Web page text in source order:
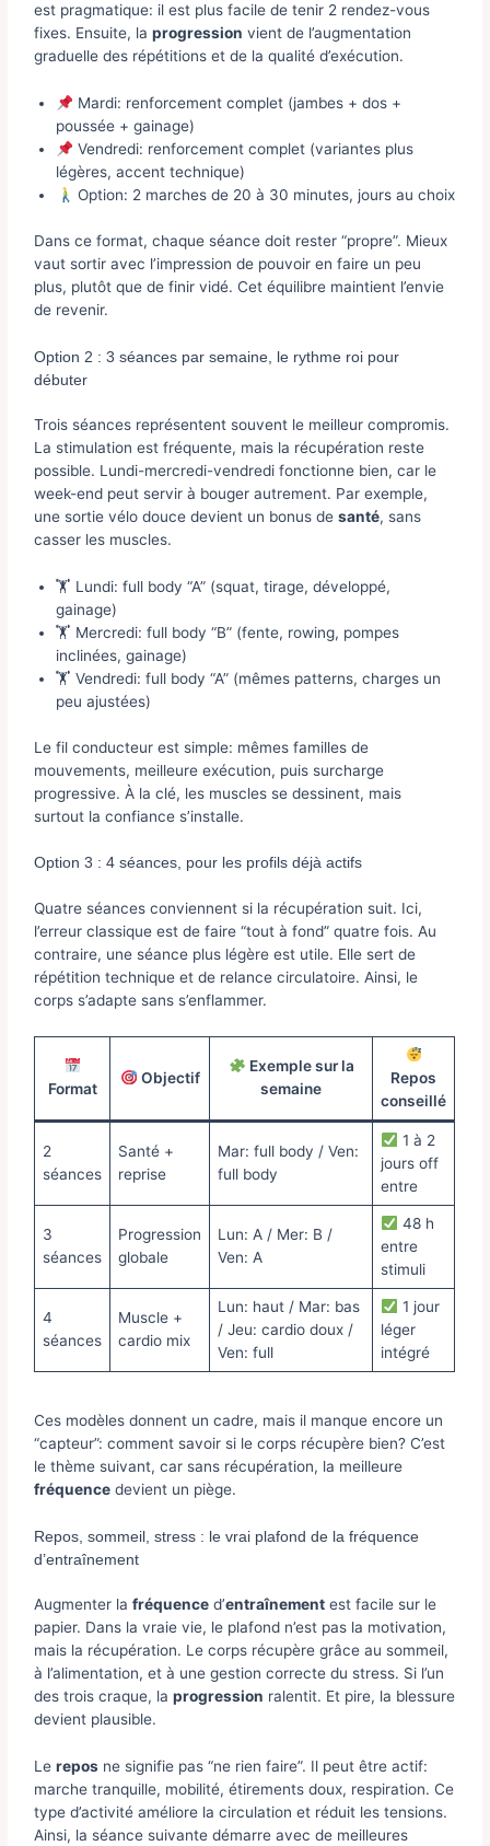
est pragmatique: il est plus facile de tenir 2 rendez-vous
fixes. Ensuite, laprogression vient de l’augmentation
graduelle des répétitions et de la qualité d’exécution.
Mardi: renforcement complet (jambes + dos +
poussée + gainage)
Vendredi: renforcement complet (variantes plus
légères, accent technique)
Option: 2 marches de 20 à 30 minutes, jours au choix
Dans ce format, chaque séance doit rester “propre”. Mieux
vaut sortir avec l’impression de pouvoir en faire un peu
plus, plutôt que de finir vidé. Cet équilibre maintient l’envie
de revenir.
Option 2 : 3 séances par semaine, le rythme roi pour
débuter
Trois séances représentent souvent le meilleur compromis.
La stimulation est fréquente, mais la récupération reste
possible. Lundi-mercredi-vendredi fonctionne bien, car le
week-end peut servir à bouger autrement. Par exemple,
une sortie vélo douce devient un bonus desanté, sans
casser les muscles.
🏋️ Lundi: full body “A” (squat, tirage, développé,
gainage)
🏋️ Mercredi: full body “B” (fente, rowing, pompes
inclinées, gainage)
🏋️ Vendredi: full body “A” (mêmes patterns, charges un
peu ajustées)
Le fil conducteur est simple: mêmes familles de
mouvements, meilleure exécution, puis surcharge
progressive. À la clé, les muscles se dessinent, mais
surtout la confiance s’installe.
Option 3 : 4 séances, pour les profils déjà actifs
Quatre séances conviennent si la récupération suit. Ici,
l’erreur classique est de faire “tout à fond” quatre fois. Au
contraire, une séance plus légère est utile. Elle sert de
répétition technique et de relance circulatoire. Ainsi, le
corps s’adapte sans s’enflammer.
Format
Objectif
Exemple sur la
semaine
Repos
conseillé
2
séances
Santé +
reprise
Mar: full body / Ven:
full body
1 à 2
jours off
entre
3
séances
Progression
globale
Lun: A / Mer: B /
Ven: A
48 h
entre
stimuli
4
séances
Muscle +
cardio mix
Lun: haut / Mar: bas
/ Jeu: cardio doux /
Ven: full
1 jour
léger
intégré
Ces modèles donnent un cadre, mais il manque encore un
“capteur”: comment savoir si le corps récupère bien? C’est
le thème suivant, car sans récupération, la meilleure
fréquence devient un piège.
Repos, sommeil, stress : le vrai plafond de la fréquence
d’entraînement
Augmenter lafréquence d’entraînement est facile sur le
papier. Dans la vraie vie, le plafond n’est pas la motivation,
mais la récupération. Le corps récupère grâce au sommeil,
à l’alimentation, et à une gestion correcte du stress. Si l’un
des trois craque, laprogression ralentit. Et pire, la blessure
devient plausible.
Lerepos ne signifie pas “ne rien faire”. Il peut être actif:
marche tranquille, mobilité, étirements doux, respiration. Ce
type d’activité améliore la circulation et réduit les tensions.
Ainsi, la séance suivante démarre avec de meilleures